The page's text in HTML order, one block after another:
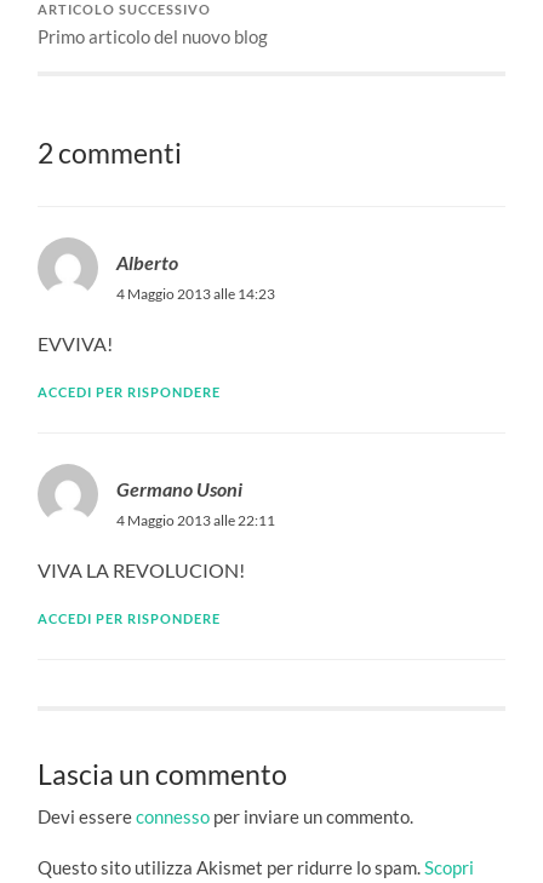
ARTICOLO SUCCESSIVO
Primo articolo del nuovo blog
2 commenti
Alberto
4 Maggio 2013 alle 14:23
EVVIVA!
ACCEDI PER RISPONDERE
Germano Usoni
4 Maggio 2013 alle 22:11
VIVA LA REVOLUCION!
ACCEDI PER RISPONDERE
Lascia un commento
Devi essereconnesso per inviare un commento.
Questo sito utilizza Akismet per ridurre lo spam.Scopri